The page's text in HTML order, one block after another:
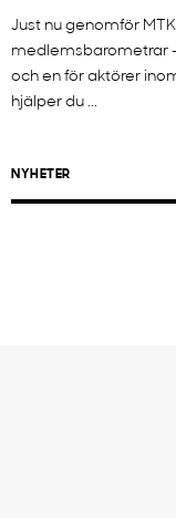
Just nu genomför
medlemsbarometrar
och en för aktörer
hjälper du ...
NYHETER